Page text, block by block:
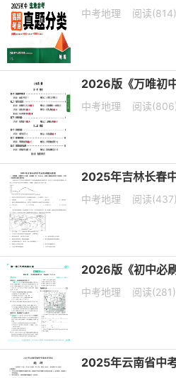
中考地理 阅读(814)
2026版《万唯初
中考地理 阅读
2025年吉林长春
中考地理 阅读(437)
2026版《初中必
中考地理 阅读(281)
2025年云南省中